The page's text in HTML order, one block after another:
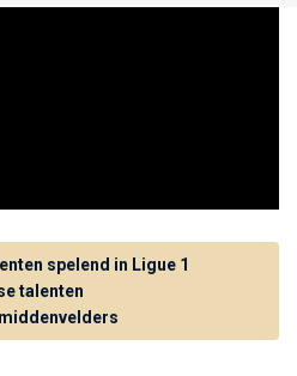
spelend in Ligue 1
talenten